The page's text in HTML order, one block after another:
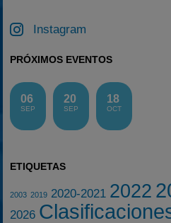
Instagram
PRÓXIMOS EVENTOS
06
SEP
20
SEP
18
OCT
ETIQUETAS
2003 2019 2020-2021 2022
2026